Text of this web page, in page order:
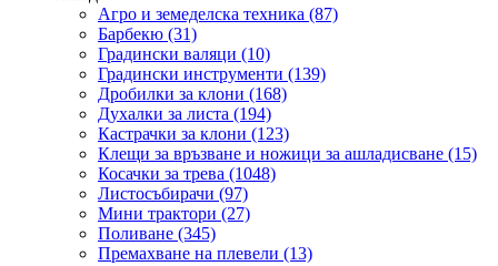
Агро и земеделска техника (87)
Барбекю (31)
Градински валяци (10)
Градински инструменти (139)
Дробилки за клони (168)
Духалки за листа (194)
Кастрачки за клони (123)
Клещи за връзване и ножици за ашладисване (15)
Косачки за трева (1048)
Листосъбирачи (97)
Мини трактори (27)
Поливане (345)
Премахване на плевели (13)